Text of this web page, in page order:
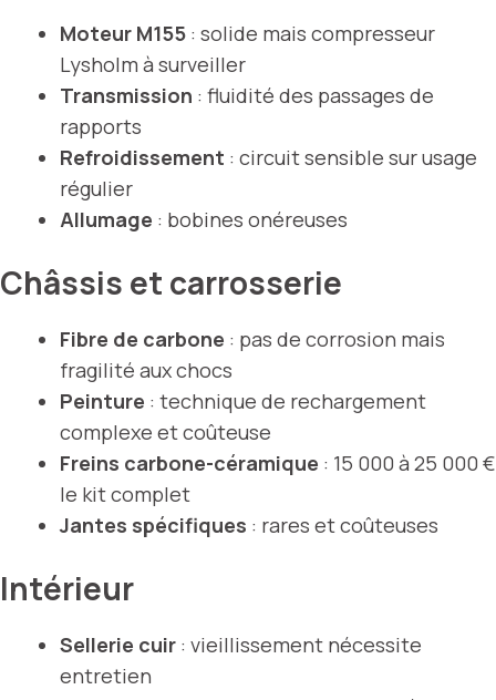
Moteur M155 : solide mais compresseur
Lysholm à surveiller
Transmission : fluidité des passages de
rapports
Refroidissement : circuit sensible sur usage
régulier
Allumage : bobines onéreuses
Châssis et carrosserie
Fibre de carbone : pas de corrosion mais
fragilité aux chocs
Peinture : technique de rechargement
complexe et coûteuse
Freins carbone-céramique : 15 000 à 25 000 €
le kit complet
Jantes spécifiques : rares et coûteuses
Intérieur
Sellerie cuir : vieillissement nécessite
entretien